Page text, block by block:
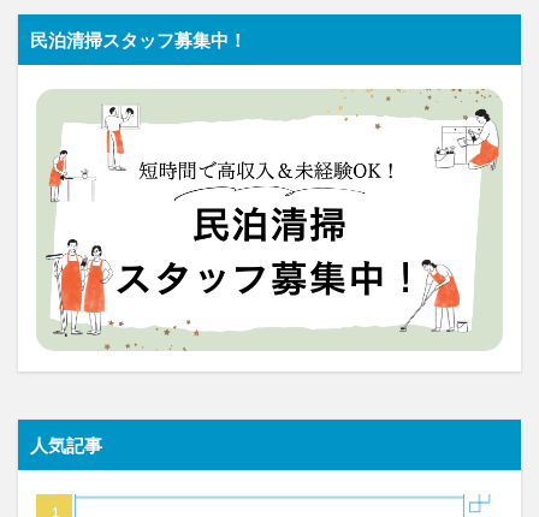
民泊清掃スタッフ募集中！
人気記事